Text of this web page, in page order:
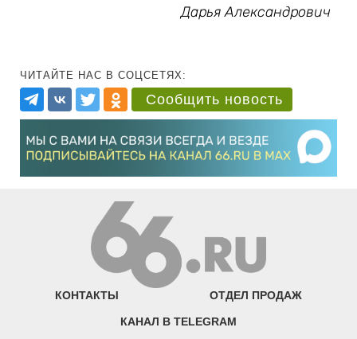
Дарья Александрович
ЧИТАЙТЕ НАС В СОЦСЕТЯХ:
Сообщить новость
КОНТАКТЫ ОТДЕЛ ПРОДАЖ
КАНАЛ В TELEGRAM